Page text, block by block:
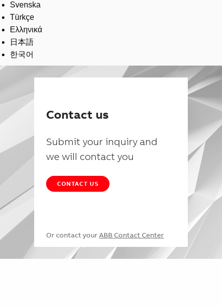
Svenska
Türkçe
Ελληνικά
日本語
한국어
Contact us
Submit your inquiry and
we will contact you
CONTACT US
Or contact your ABB Contact Center